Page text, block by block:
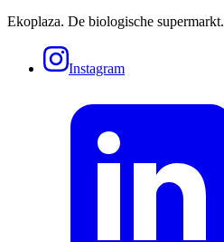
Ekoplaza. De biologische supermarkt.
Instagram